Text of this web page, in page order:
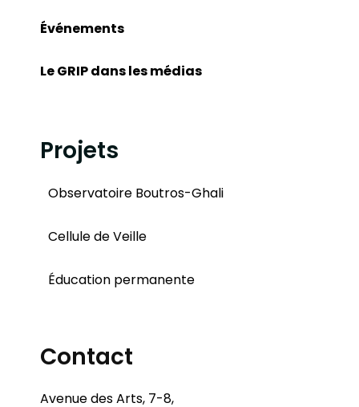
Événements
Le GRIP dans les médias
Projets
Observatoire Boutros-Ghali
Cellule de Veille
Éducation permanente
Contact
Avenue des Arts, 7-8,